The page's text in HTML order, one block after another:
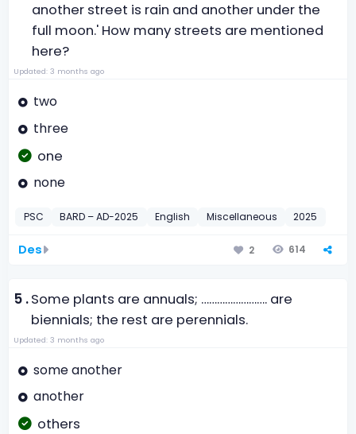
another street is rain and another under the
full moon.' How many streets are mentioned
here?
Updated: 3 months ago
two
three
one
none
PSC BARD – AD-2025 English Miscellaneous 2025
Des 2 614
5 .Some plants are annuals; ……………………. are
biennials; the rest are perennials.
Updated: 3 months ago
some another
another
others